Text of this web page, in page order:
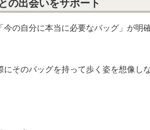
の出会いをサポート
の自分に本当に必要なバッグ」が明
そのバッグを持って歩く姿を想像し